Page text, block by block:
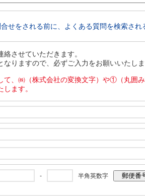
せをされる前に、よくある質問を検索され
させていただきます。
りますので、必ずご入力をお願いいたしま
て、㈱（株式会社の変換文字）や①（丸囲
ます。
- 半角英数字 郵便番